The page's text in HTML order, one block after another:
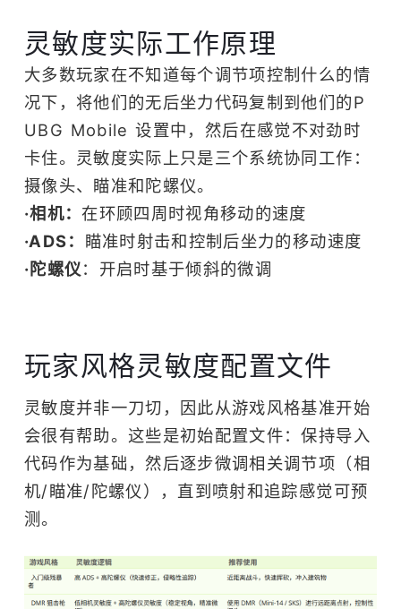
灵敏度实际工作原理
大多数玩家在不知道每个调节项控制什么的情
况下，将他们的无后坐力代码复制到他们的P
UBG Mobile 设置中，然后在感觉不对劲时
卡住。灵敏度实际上只是三个系统协同工作：
摄像头、瞄准和陀螺仪。
·相机：在环顾四周时视角移动的速度
·ADS： 瞄准时射击和控制后坐力的移动速度
·陀螺仪：开启时基于倾斜的微调
玩家风格灵敏度配置文件
灵敏度并非一刀切，因此从游戏风格基准开始
会很有帮助。这些是初始配置文件：保持导入
代码作为基础，然后逐步微调相关调节项（相
机/瞄准/陀螺仪），直到喷射和追踪感觉可预
测。